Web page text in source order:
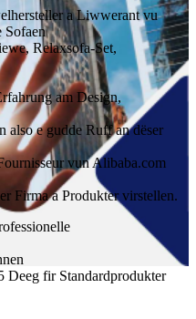
a Liwwerant vu
Sofaen
Relaxsofa-Set,
am Design,
also e gudde Ruff an dëser
vun Alibaba.com
Firma a Produkter virstellen.
Deeg fir Standardprodukter